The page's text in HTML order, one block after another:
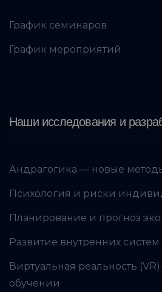
График семинаров
График мероприятий
Наши исследования и
Андрагогика — новые
Психология и риски
Планирование и прогноз
Развитие внутренних
Виртуальная реальность
обучении